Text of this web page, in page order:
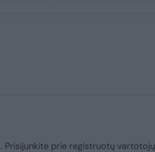
prie registruotų vartotojų